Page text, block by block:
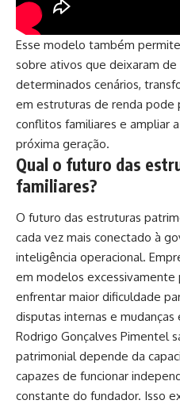
Esse modelo também
sobre ativos que deixaram
determinados cenários,
em estruturas de renda pode
conflitos familiares e ampliar
próxima geração.
Qual o futuro das
familiares?
O futuro das estruturas
cada vez mais conectado à
inteligência operacional.
em modelos excessivamente
enfrentar maior dificuldade
disputas internas e mudanças
Rodrigo Gonçalves Pimentel
patrimonial depende da
capazes de funcionar
constante do fundador. Isso